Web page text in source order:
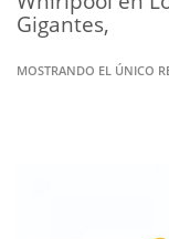
Gigantes,
MOSTRANDO EL ÚNICO